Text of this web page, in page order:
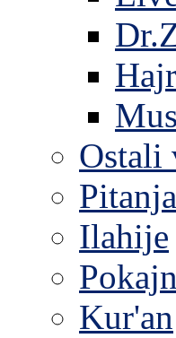
Ostali
Ilahije
Kur'an